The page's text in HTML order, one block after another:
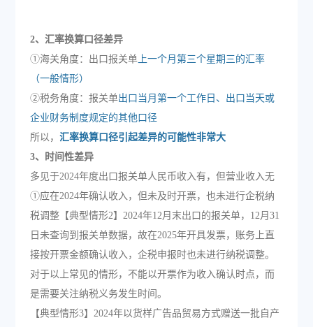
2、汇率换算口径差异
①海关角度：出口报关单上一个月第三个星期三的汇率
（一般情形）
②税务角度：报关单出口当月第一个工作日、出口当天或
企业财务制度规定的其他口径
所以， 汇率换算口径引起差异的可能性非常大
3、时间性差异
多见于2024年度出口报关单人民币收入有，但营业收入无
①应在2024年确认收入，但未及时开票，也未进行企税纳
税调整【典型情形2】2024年12月末出口的报关单，12月31
日未查询到报关单数据，故在2025年开具发票，账务上直
接按开票金额确认收入，企税申报时也未进行纳税调整。
对于以上常见的情形，不能以开票作为收入确认时点，而
是需要关注纳税义务发生时间。
【典型情形3】2024年以货样广告品贸易方式赠送一批自产